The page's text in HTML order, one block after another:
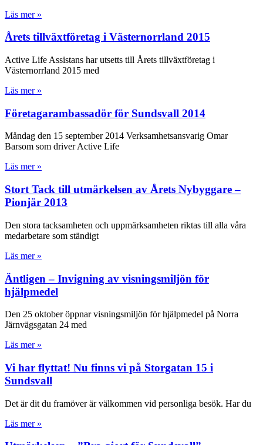
Läs mer »
Årets tillväxtföretag i Västernorrland 2015
Active Life Assistans har utsetts till Årets tillväxtföretag i
Västernorrland 2015 med
Läs mer »
Företagarambassadör för Sundsvall 2014
Måndag den 15 september 2014 Verksamhetsansvarig Omar
Barsom som driver Active Life
Läs mer »
Stort Tack till utmärkelsen av Årets Nybyggare –
Pionjär 2013
Den stora tacksamheten och uppmärksamheten riktas till alla våra
medarbetare som ständigt
Läs mer »
Äntligen – Invigning av visningsmiljön för
hjälpmedel
Den 25 oktober öppnar visningsmiljön för hjälpmedel på Norra
Järnvägsgatan 24 med
Läs mer »
Vi har flyttat! Nu finns vi på Storgatan 15 i
Sundsvall
Det är dit du framöver är välkommen vid personliga besök. Har du
Läs mer »